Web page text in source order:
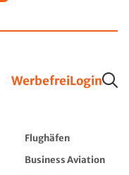
WerbefreiLogin
Flughäfen
Business Aviation